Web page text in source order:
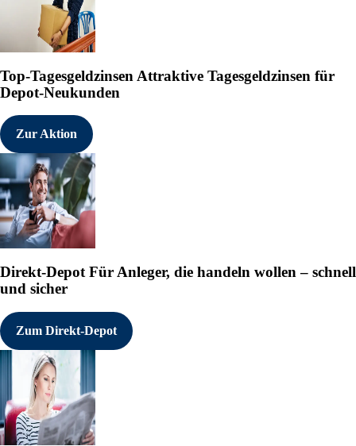
Top-Tagesgeldzinsen Attraktive Tagesgeldzinsen für
Depot-Neukunden
Zur Aktion
Direkt-Depot Für Anleger, die handeln wollen – schnell
und sicher
Zum Direkt-Depot